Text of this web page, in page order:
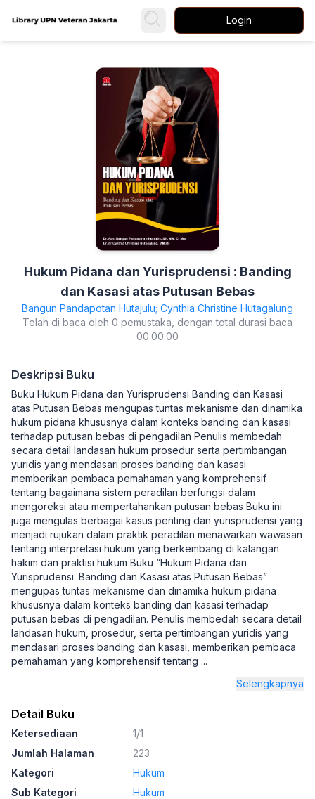
Login
Hukum Pidana dan Yurisprudensi : Banding
dan Kasasi atas Putusan Bebas
Bangun Pandapotan Hutajulu; Cynthia Christine Hutagalung
Telah di baca oleh 0 pemustaka, dengan total durasi baca
00:00:00
Deskripsi Buku
Buku Hukum Pidana dan Yurisprudensi Banding dan Kasasi
atas Putusan Bebas mengupas tuntas mekanisme dan dinamika
hukum pidana khususnya dalam konteks banding dan kasasi
terhadap putusan bebas di pengadilan Penulis membedah
secara detail landasan hukum prosedur serta pertimbangan
yuridis yang mendasari proses banding dan kasasi
memberikan pembaca pemahaman yang komprehensif
tentang bagaimana sistem peradilan berfungsi dalam
mengoreksi atau mempertahankan putusan bebas Buku ini
juga mengulas berbagai kasus penting dan yurisprudensi yang
menjadi rujukan dalam praktik peradilan menawarkan wawasan
tentang interpretasi hukum yang berkembang di kalangan
hakim dan praktisi hukum Buku “Hukum Pidana dan
Yurisprudensi: Banding dan Kasasi atas Putusan Bebas”
mengupas tuntas mekanisme dan dinamika hukum pidana
khususnya dalam konteks banding dan kasasi terhadap
putusan bebas di pengadilan. Penulis membedah secara detail
landasan hukum, prosedur, serta pertimbangan yuridis yang
mendasari proses banding dan kasasi, memberikan pembaca
pemahaman yang komprehensif tentang ...
Selengkapnya
Detail Buku
Ketersediaan
1/1
Jumlah Halaman
223
Kategori
Hukum
Sub Kategori
Hukum